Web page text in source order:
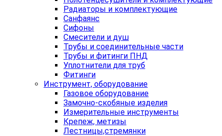
Радиаторы и комплектующие
Санфаянс
Сифоны
Смесители и душ
Трубы и соединительные части
Трубы и фитинги ПНД
Уплотнители для труб
Фитинги
Инструмент, оборудование
Газовое оборудование
Замочно-скобяные изделия
Измерительные инструменты
Крепеж, метизы
Лестницы,стремянки